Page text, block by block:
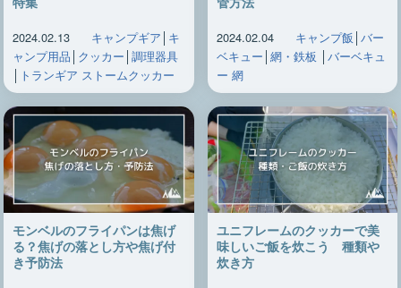
2024.02.13 キャンプギア │ キ
ャンプ用品 │ クッカー │ 調理器具
│ トランギア ストームクッカー
2024.02.04 キャンプ飯 │ バー
ベキュー │ 網・鉄板 │ バーベキュ
ー 網
モンベルのフライパンは焦げ
る？焦げの落とし方や焦げ付
き予防法
ユニフレームのクッカーで美
味しいご飯を炊こう 種類や
炊き方